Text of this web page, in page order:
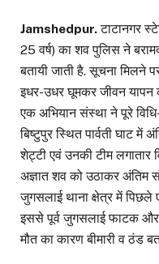
Jamshedpur.टाटानगर
25 वर्ष) का शव पुलिस ने
बतायी जाती है. सूचना मिलने
इधर-उधर घूमकर जीवन यापन
एक अभियान संस्था ने पूरे
बिष्टुपुर स्थित पार्वती घाट
शेट्टी एवं उनकी टीम लगातार
अज्ञात शव को उठाकर अंतिम
जुगसलाई थाना क्षेत्र में पिछले
इससे पूर्व जुगसलाई फाटक और
मौत का कारण बीमारी व ठंड